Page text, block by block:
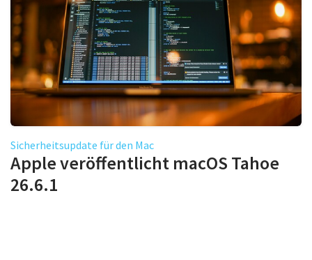
Sicherheitsupdate für den Mac
Apple veröffentlicht macOS Tahoe
26.6.1